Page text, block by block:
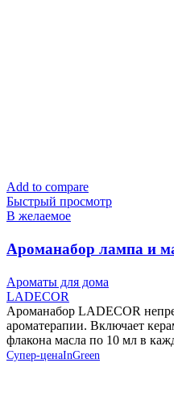
Add to compare
Быстрый просмотр
В желаемое
Ароманабор лампа и
Ароматы для дома
LADECOR
Ароманабор LADECOR
ароматерапии. Включает
флакона масла по 10 мл в
Супер-ценаInGreen